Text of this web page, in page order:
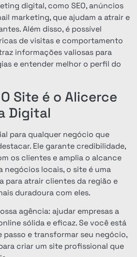
digital, como SEO, anúncios
marketing, que ajudam a atrair e
Além disso, é possível
de visitas e comportamento
informações valiosas para
e entender melhor o perfil do
Site é o Alicerce
Digital
para qualquer negócio que
Ele garante credibilidade,
os clientes e amplia o alcance
negócios locais, o site é uma
para atrair clientes da região e
duradoura com eles.
agência: ajudar empresas a
sólida e eficaz. Se você está
passo e transformar seu negócio,
criar um site profissional que